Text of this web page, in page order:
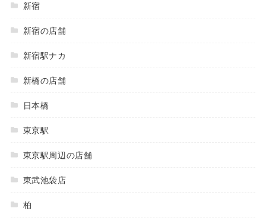
新宿
新宿の店舗
新宿駅ナカ
新橋の店舗
日本橋
東京駅
東京駅周辺の店舗
東武池袋店
柏